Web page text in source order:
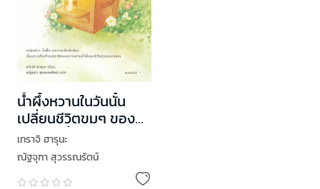
น้ำผึ้งหวานในวันนั้น
เปลี่ยนชีวิตขมๆ ของ
ฉันในวันนี้
เทราจิ ฮารุนะ
ณัฐจุฑา สุวรรณรัตน์